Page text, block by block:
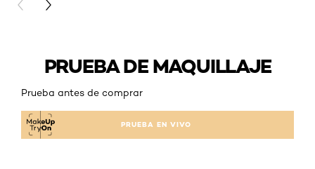
PREVIOUS CARD
NEXT CARD
PRUEBA DE MAQUILLAJE
Prueba antes de comprar
PRUEBA EN VIVO